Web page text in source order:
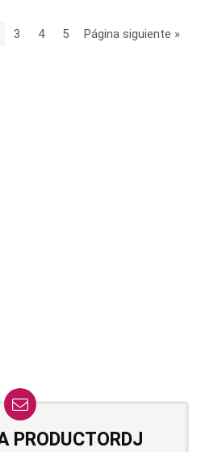
3 4 5 Página siguiente »
PRODUCTORDJ